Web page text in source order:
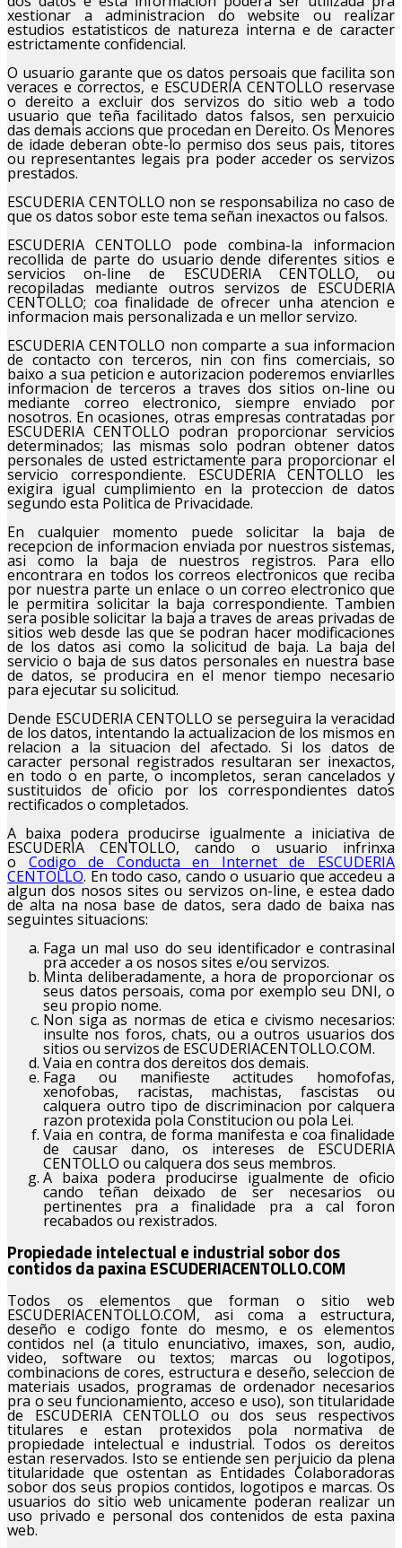
xestionar a administracion do website ou realizar
estudios estatisticos de natureza interna e de caracter
estrictamente confidencial.
O usuario garante que os datos persoais que facilita son
veraces e correctos, e ESCUDERIA CENTOLLO reservase
o dereito a excluir dos servizos do sitio web a todo
usuario que teña facilitado datos falsos, sen perxuicio
das demais accions que procedan en Dereito. Os Menores
de idade deberan obte-lo permiso dos seus pais, titores
ou representantes legais pra poder acceder os servizos
prestados.
ESCUDERIA CENTOLLO non se responsabiliza no caso de
que os datos sobor este tema señan inexactos ou falsos.
ESCUDERIA CENTOLLO pode combina-la informacion
recollida de parte do usuario dende diferentes sitios e
servicios on-line de ESCUDERIA CENTOLLO, ou
recopiladas mediante outros servizos de ESCUDERIA
CENTOLLO; coa finalidade de ofrecer unha atencion e
informacion mais personalizada e un mellor servizo.
ESCUDERIA CENTOLLO non comparte a sua informacion
de contacto con terceros, nin con fins comerciais, so
baixo a sua peticion e autorizacion poderemos enviarlles
informacion de terceros a traves dos sitios on-line ou
mediante correo electronico, siempre enviado por
nosotros. En ocasiones, otras empresas contratadas por
ESCUDERIA CENTOLLO podran proporcionar servicios
determinados; las mismas solo podran obtener datos
personales de usted estrictamente para proporcionar el
servicio correspondiente. ESCUDERIA CENTOLLO les
exigira igual cumplimiento en la proteccion de datos
segundo esta Politica de Privacidade.
En cualquier momento puede solicitar la baja de
recepcion de informacion enviada por nuestros sistemas,
asi como la baja de nuestros registros. Para ello
encontrara en todos los correos electronicos que reciba
por nuestra parte un enlace o un correo electronico que
le permitira solicitar la baja correspondiente. Tambien
sera posible solicitar la baja a traves de areas privadas de
sitios web desde las que se podran hacer modificaciones
de los datos asi como la solicitud de baja. La baja del
servicio o baja de sus datos personales en nuestra base
de datos, se producira en el menor tiempo necesario
para ejecutar su solicitud.
Dende ESCUDERIA CENTOLLO se perseguira la veracidad
de los datos, intentando la actualizacion de los mismos en
relacion a la situacion del afectado. Si los datos de
caracter personal registrados resultaran ser inexactos,
en todo o en parte, o incompletos, seran cancelados y
sustituidos de oficio por los correspondientes datos
rectificados o completados.
A baixa podera producirse igualmente a iniciativa de
ESCUDERIA CENTOLLO, cando o usuario infrinxa
o Codigo de Conducta en Internet de ESCUDERIA
CENTOLLO. En todo caso, cando o usuario que accedeu a
algun dos nosos sites ou servizos on-line, e estea dado
de alta na nosa base de datos, sera dado de baixa nas
seguintes situacions:
Faga un mal uso do seu identificador e contrasinal
pra acceder a os nosos sites e/ou servizos.
Minta deliberadamente, a hora de proporcionar os
seus datos persoais, coma por exemplo seu DNI, o
seu propio nome.
Non siga as normas de etica e civismo necesarios:
insulte nos foros, chats, ou a outros usuarios dos
sitios ou servizos de ESCUDERIACENTOLLO.COM.
Vaia en contra dos dereitos dos demais.
Faga ou manifieste actitudes homofofas,
xenofobas, racistas, machistas, fascistas ou
calquera outro tipo de discriminacion por calquera
razon protexida pola Constitucion ou pola Lei.
Vaia en contra, de forma manifesta e coa finalidade
de causar dano, os intereses de ESCUDERIA
CENTOLLO ou calquera dos seus membros.
A baixa podera producirse igualmente de oficio
cando teñan deixado de ser necesarios ou
pertinentes pra a finalidade pra a cal foron
recabados ou rexistrados.
Propiedade intelectual e industrial sobor dos
contidos da paxina ESCUDERIACENTOLLO.COM
Todos os elementos que forman o sitio web
ESCUDERIACENTOLLO.COM, asi coma a estructura,
deseño e codigo fonte do mesmo, e os elementos
contidos nel (a titulo enunciativo, imaxes, son, audio,
video, software ou textos; marcas ou logotipos,
combinacions de cores, estructura e deseño, seleccion de
materiais usados, programas de ordenador necesarios
pra o seu funcionamiento, acceso e uso), son titularidade
de ESCUDERIA CENTOLLO ou dos seus respectivos
titulares e estan protexidos pola normativa de
propiedade intelectual e industrial. Todos os dereitos
estan reservados. Isto se entiende sen perjuicio da plena
titularidade que ostentan as Entidades Colaboradoras
sobor dos seus propios contidos, logotipos e marcas. Os
usuarios do sitio web unicamente poderan realizar un
uso privado e personal dos contenidos de esta paxina
web.